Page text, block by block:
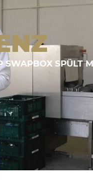
SWAPBOX SPÜLT